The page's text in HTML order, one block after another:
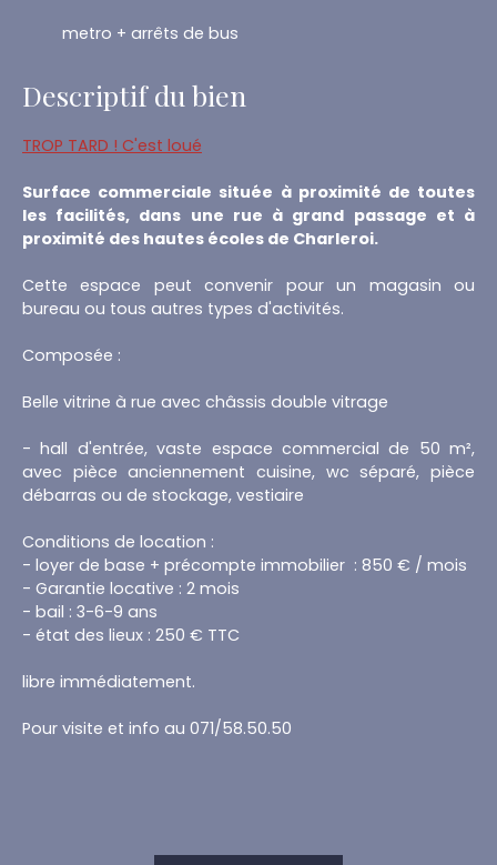
metro + arrêts de bus
Descriptif du bien
TROP TARD ! C'est loué
Surface commerciale située à proximité de toutes
les facilités, dans une rue à grand passage et à
proximité des hautes écoles de Charleroi.
Cette espace peut convenir pour un magasin ou
bureau ou tous autres types d'activités.
Composée :
Belle vitrine à rue avec châssis double vitrage
- hall d'entrée, vaste espace commercial de 50 m²,
avec pièce anciennement cuisine, wc séparé, pièce
débarras ou de stockage, vestiaire
Conditions de location :
- loyer de base + précompte immobilier : 850 € / mois
- Garantie locative : 2 mois
- bail : 3-6-9 ans
- état des lieux : 250 € TTC
libre immédiatement.
Pour visite et info au 071/58.50.50